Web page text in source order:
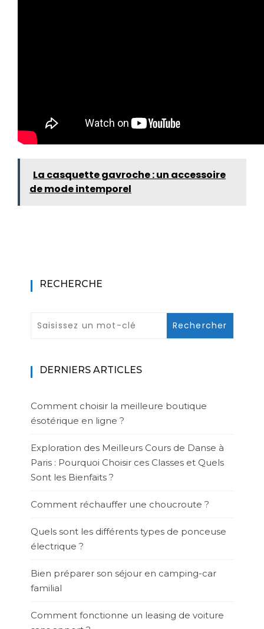
La casquette gavroche : un accessoire
de mode intemporel
RECHERCHE
DERNIERS ARTICLES
Comment choisir la meilleure boutique
ésotérique en ligne ?
Exploration des Meilleurs Cours de Danse à
Paris : Pourquoi Choisir ces Classes et Quels
Sont les Bienfaits ?
Comment réchauffer une choucroute ?
Quels sont les différents types de ponceuse
électrique ?
Bien préparer son séjour en camping-car
familial
Comment fonctionne un leasing de voiture